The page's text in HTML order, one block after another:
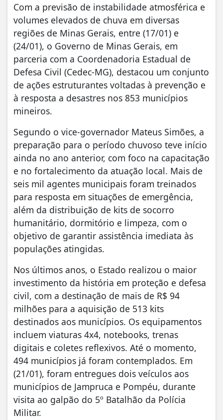
Com a previsão de instabilidade atmosférica e
volumes elevados de chuva em diversas
regiões de Minas Gerais, entre (17/01) e
(24/01), o Governo de Minas Gerais, em
parceria com a Coordenadoria Estadual de
Defesa Civil (Cedec-MG), destacou um conjunto
de ações estruturantes voltadas à prevenção e
à resposta a desastres nos 853 municípios
mineiros.
Segundo o vice-governador Mateus Simões, a
preparação para o período chuvoso teve início
ainda no ano anterior, com foco na capacitação
e no fortalecimento da atuação local. Mais de
seis mil agentes municipais foram treinados
para resposta em situações de emergência,
além da distribuição de kits de socorro
humanitário, dormitório e limpeza, com o
objetivo de garantir assistência imediata às
populações atingidas.
Nos últimos anos, o Estado realizou o maior
investimento da história em proteção e defesa
civil, com a destinação de mais de R$ 94
milhões para a aquisição de 513 kits
destinados aos municípios. Os equipamentos
incluem viaturas 4x4, notebooks, trenas
digitais e coletes reflexivos. Até o momento,
494 municípios já foram contemplados. Em
(21/01), foram entregues dois veículos aos
municípios de Jampruca e Pompéu, durante
visita ao galpão do 5º Batalhão da Polícia
Militar.